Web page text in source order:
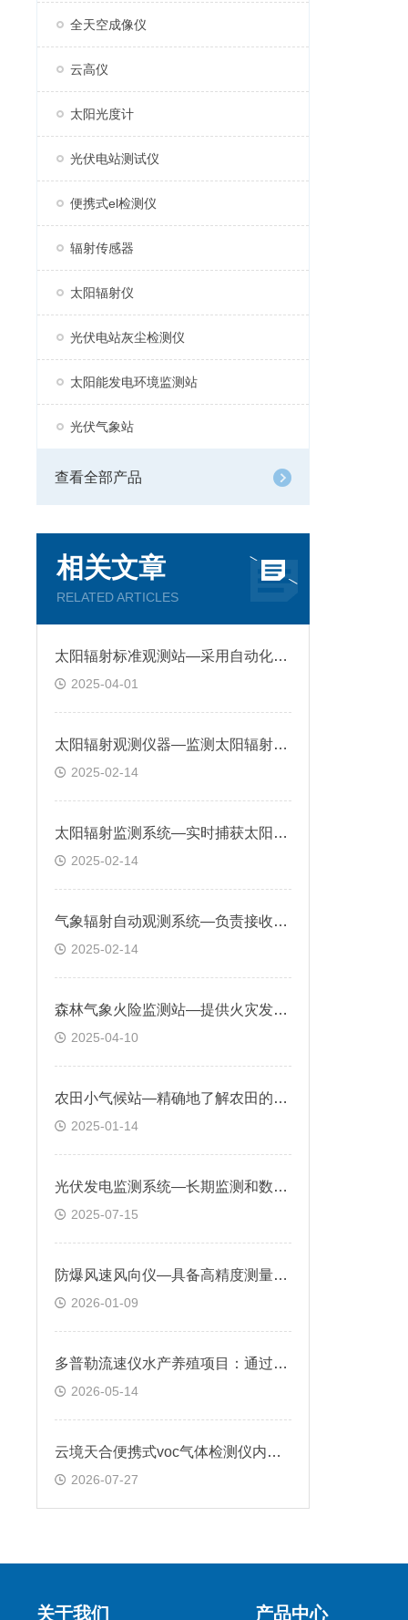
全天空成像仪
云高仪
太阳光度计
光伏电站测试仪
便携式el检测仪
辐射传感器
太阳辐射仪
光伏电站灰尘检测仪
太阳能发电环境监测站
光伏气象站
查看全部产品
相关文章
RELATED ARTICLES
太阳辐射标准观测站—采用自动化和远程监控技术，确保数据的连续性和准确性
2025-04-01
太阳辐射观测仪器—监测太阳辐射对生态的影响，做好生态环境保护与修复提
2025-02-14
太阳辐射监测系统—实时捕获太阳光谱中的各个波段辐射强度
2025-02-14
气象辐射自动观测系统—负责接收并测量太阳辐射的能量
2025-02-14
森林气象火险监测站—提供火灾发生应急响应，如疏散路线规划、灭火力量部署
2025-04-10
农田小气候站—精确地了解农田的微环境变化，以便进行科学的种植管理
2025-01-14
光伏发电监测系统—长期监测和数据分析把握气候变化趋势，做好防灾减灾
2025-07-15
防爆风速风向仪—具备高精度测量能力，可实时精准捕捉风速与风向数据
2026-01-09
​多普勒流速仪水产养殖项目：通过监测水体流速，改善养殖生物的生长环境
2026-05-14
云境天合便携式voc气体检测仪内置高效过滤装置，可滤除油、水、粉尘等杂质
2026-07-27
关于我们 产品中心